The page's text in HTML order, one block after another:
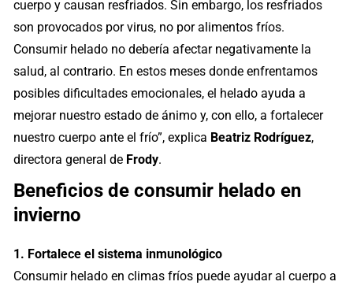
cuerpo y causan resfriados. Sin embargo, los resfriados
son provocados por virus, no por alimentos fríos.
Consumir helado no debería afectar negativamente la
salud, al contrario. En estos meses donde enfrentamos
posibles dificultades emocionales, el helado ayuda a
mejorar nuestro estado de ánimo y, con ello, a fortalecer
nuestro cuerpo ante el frío”, explica Beatriz Rodríguez,
directora general de Frody.
Beneficios de consumir helado en
invierno
1. Fortalece el sistema inmunológico
Consumir helado en climas fríos puede ayudar al cuerpo a